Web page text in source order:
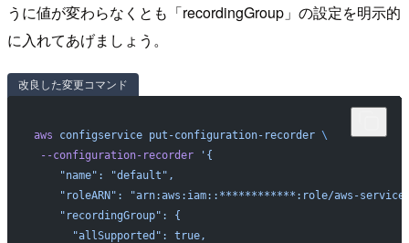
うに値が変わらなくとも「recordingGroup」の設定を明示的
に入れてあげましょう。
改良した変更コマンド
aws configservice put-configuration-recorder \
--configuration-recorder '{
    "name": "default",
"roleARN": "arn:aws:iam::************:role/aws-
    "recordingGroup": {
      "allSupported": true,